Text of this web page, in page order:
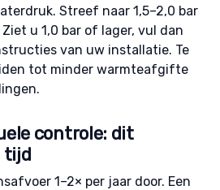
Streef naar 1,5–2,0 bar
u 1,0 bar of lager, vul dan
van uw installatie. Te
tot minder warmteafgifte
controle: dit
tijd
1–2× per jaar door. Een